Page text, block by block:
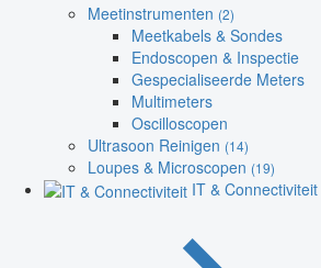
Meetinstrumenten (2)
Meetkabels & Sondes
Endoscopen & Inspectie
Gespecialiseerde Meters
Multimeters
Oscilloscopen
Ultrasoon Reinigen (14)
Loupes & Microscopen (19)
IT & Connectiviteit